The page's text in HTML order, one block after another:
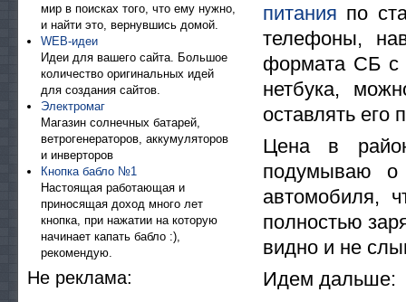
питания по
телефоны,
формата СБ с
нетбука,
оставлять его
Цена в
подумываю
автомобиля,
полностью
видно и не
Идем дальше:
мир в поисках того, что ему нужно,
и найти это, вернувшись домой.
WEB-идеи
Идеи для вашего сайта. Большое
количество оригинальных идей
для создания сайтов.
Электромаг
Магазин солнечных батарей,
ветрогенераторов, аккумуляторов
и инверторов
Кнопка бабло №1
Настоящая работающая и
приносящая доход много лет
кнопка, при нажатии на которую
начинает капать бабло :),
рекомендую.
He peклaмa: